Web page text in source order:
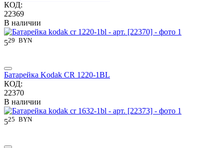
КОД:
22369
В наличии
529 BYN
Батарейка Kodak CR 1220-1BL
КОД:
22370
В наличии
525 BYN